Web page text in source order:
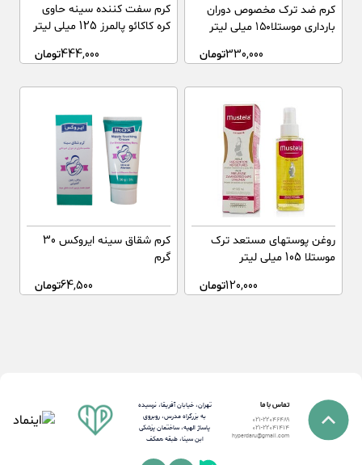
کرم ضد ترک مخصوص دوران
بارداری موستلا۱۵۰ میلی لیتر
330,000تومان
کرم سفت کننده سینه حاوی
کره کاکائو پالمرز 125 میلی لیتر
444,000تومان
روغن پوستهای مستعد ترک
موستلا 105 میلی لیتر
120,000تومان
کرم شقاق سینه ایروکس 30
گرم
64,500تومان
تماس با ما
021-22046489
021-22041414
hyperdaru@gmail.com
تهران، خیابان آفریقا، نرسیده
به بزرگراه مدرس، روبروی
پاساژ الهیه، ساختمان پزشکی
ابن سینا، طبقه همکف